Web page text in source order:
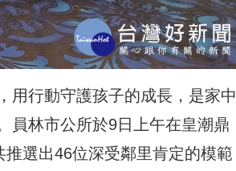
用行動守護孩子的成長，是家中
員林市公所於9日上午在皇潮鼎
選出46位深受鄰里肯定的模範